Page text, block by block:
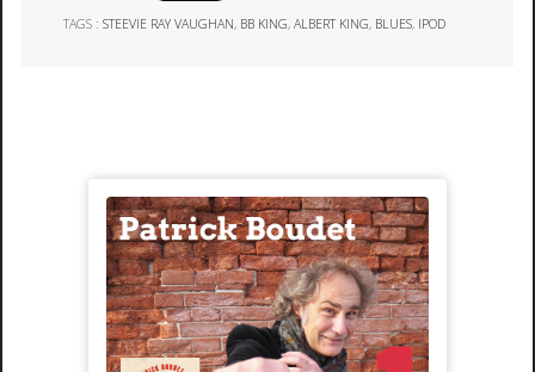
TAGS :STEEVIE RAY VAUGHAN, BB KING,ALBERT KING, BLUES, IPOD